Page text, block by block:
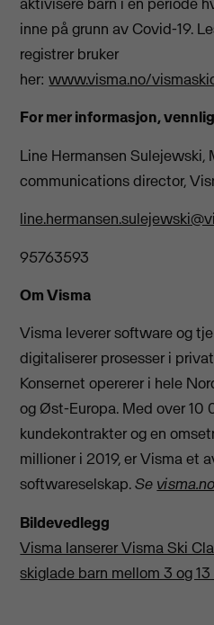
inne på grunn av Covid-19.
registrer bruker
her:www.visma.no/
For mer informasjon,
Line Hermansen Sulejewski,
communications director,
95763593
Om Visma
Visma leverer software og
digitaliserer prosesser i
Konsernet opererer i hele
og Øst-Europa. Med over
kundekontrakter og en
millioner i 2019, er Visma et
softwareselskap.Se
Bildevedlegg
Visma lanserer Visma Ski
skiglade barn mellom 3 og 13